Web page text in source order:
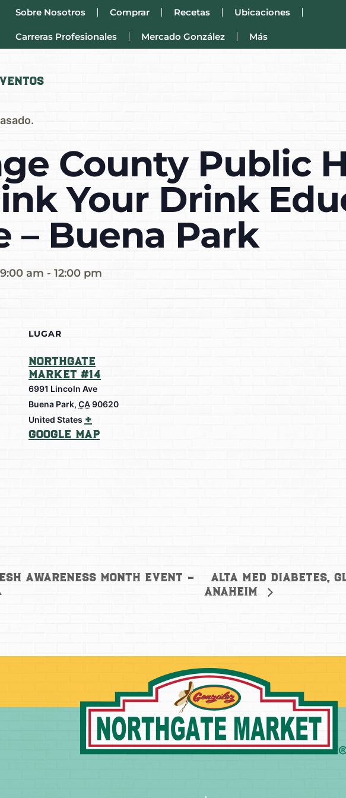
Sobre Nosotros Comprar Recetas Ubicaciones
Carreras Profesionales Mercado González Más
County Public
Your Drink
– Buena Park
am - 12:00 pm
LUGAR
Northgate
Market #14
6991 Lincoln Ave
Buena Park, CA90620
United States +
Google Map
Awareness Month Event –
Alta Med Diabetes,
Anaheim